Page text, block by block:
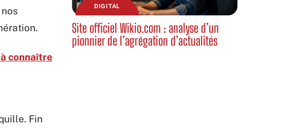
connaître
Fin
DIGITAL
Site officiel Wikio.com : analyse d’un
pionnier de l’agrégation d’actualités